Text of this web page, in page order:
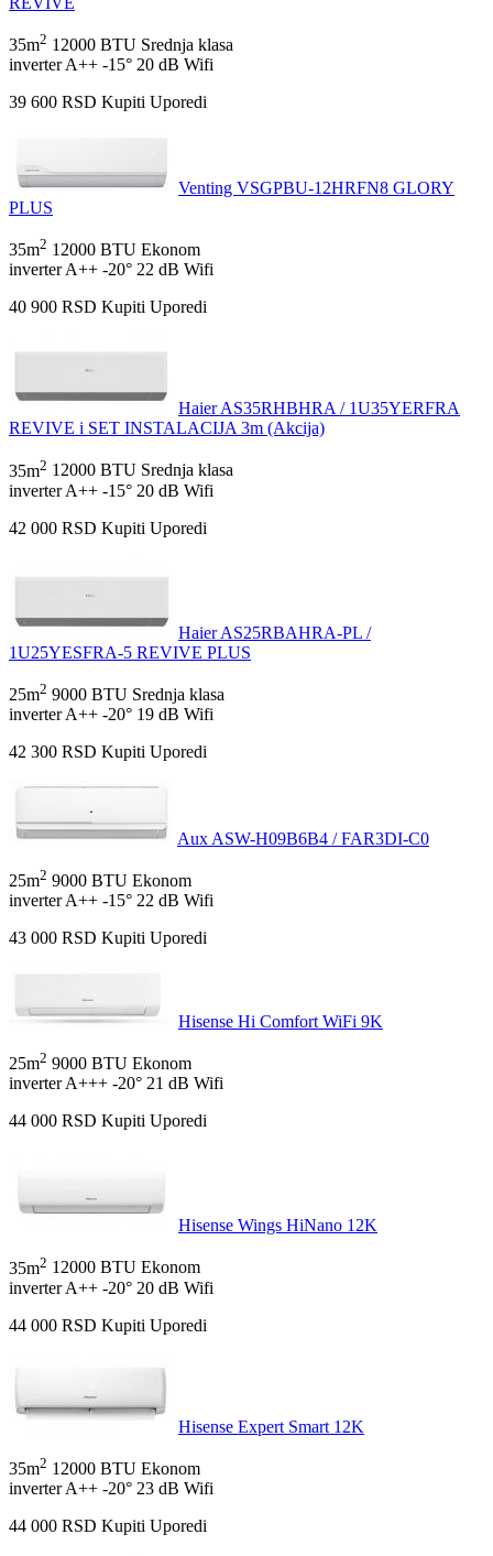
35m2 12000 BTU Srednja klasa
inverter A++ -15° 20 dB Wifi
39 600 RSD Kupiti Uporedi
Venting VSGPBU-12HRFN8 GLORY
PLUS
35m2 12000 BTU Ekonom
inverter A++ -20° 22 dB Wifi
40 900 RSD Kupiti Uporedi
Haier AS35RHBHRA / 1U35YERFRA
REVIVE i SET INSTALACIJA 3m (Akcija)
35m2 12000 BTU Srednja klasa
inverter A++ -15° 20 dB Wifi
42 000 RSD Kupiti Uporedi
Haier AS25RBAHRA-PL /
1U25YESFRA-5 REVIVE PLUS
25m2 9000 BTU Srednja klasa
inverter A++ -20° 19 dB Wifi
42 300 RSD Kupiti Uporedi
Aux ASW-H09B6B4 / FAR3DI-C0
25m2 9000 BTU Ekonom
inverter A++ -15° 22 dB Wifi
43 000 RSD Kupiti Uporedi
Hisense Hi Comfort WiFi 9K
25m2 9000 BTU Ekonom
inverterA+++ -20° 21 dB Wifi
44 000 RSD Kupiti Uporedi
Hisense Wings HiNano 12K
35m2 12000 BTU Ekonom
inverter A++ -20° 20 dB Wifi
44 000 RSD Kupiti Uporedi
Hisense Expert Smart 12K
35m2 12000 BTU Ekonom
inverter A++ -20° 23 dB Wifi
44 000 RSD Kupiti Uporedi